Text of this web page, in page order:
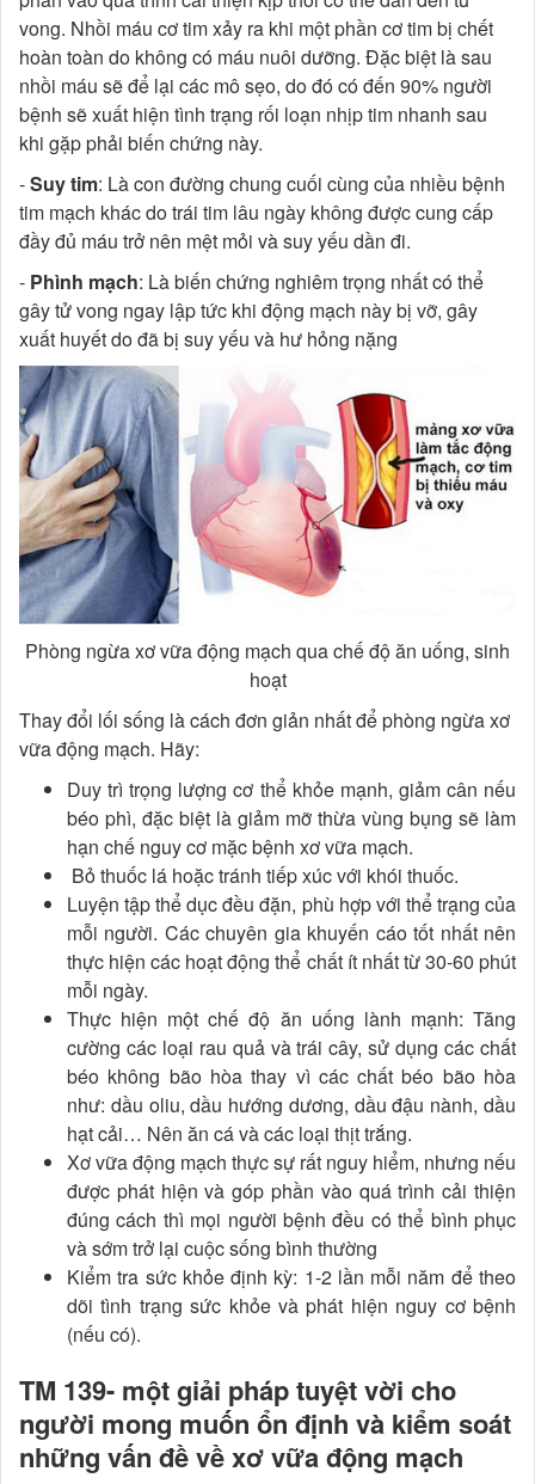
vong. Nhồi máu cơ tim xảy ra khi một phần cơ tim bị chết
hoàn toàn do không có máu nuôi dưỡng. Đặc biệt là sau
nhồi máu sẽ để lại các mô sẹo, do đó có đến 90% người
bệnh sẽ xuất hiện tình trạng rối loạn nhịp tim nhanh sau
khi gặp phải biến chứng này.
-Suy tim: Là con đường chung cuối cùng của nhiều bệnh
tim mạch khác do trái tim lâu ngày không được cung cấp
đầy đủ máu trở nên mệt mỏi và suy yếu dần đi.
- Phình mạch: Là biến chứng nghiêm trọng nhất có thể
gây tử vong ngay lập tức khi động mạch này bị vỡ, gây
xuất huyết do đã bị suy yếu và hư hỏng nặng
Phòng ngừa xơ vữa động mạch qua chế độ ăn uống, sinh
hoạt
Thay đổi lối sống là cách đơn giản nhất để phòng ngừa xơ
vữa động mạch. Hãy:
Duy trì trọng lượng cơ thể khỏe mạnh, giảm cân nếu
béo phì, đặc biệt là giảm mỡ thừa vùng bụng sẽ làm
hạn chế nguy cơ mặc bệnh xơ vữa mạch.
Bỏ thuốc lá hoặc tránh tiếp xúc với khói thuốc.
Luyện tập thể dục đều đặn, phù hợp với thể trạng của
mỗi người. Các chuyên gia khuyến cáo tốt nhất nên
thực hiện các hoạt động thể chất ít nhất từ 30-60 phút
mỗi ngày.
Thực hiện một chế độ ăn uống lành mạnh: Tăng
cường các loại rau quả và trái cây, sử dụng các chất
béo không bão hòa thay vì các chất béo bão hòa
như: dầu oliu, dầu hướng dương, dầu đậu nành, dầu
hạt cải… Nên ăn cá và các loại thịt trắng.
Xơ vữa động mạch thực sự rất nguy hiểm, nhưng nếu
được phát hiện và góp phần vào quá trình cải thiện
đúng cách thì mọi người bệnh đều có thể bình phục
và sớm trở lại cuộc sống bình thường
Kiểm tra sức khỏe định kỳ: 1-2 lần mỗi năm để theo
dõi tình trạng sức khỏe và phát hiện nguy cơ bệnh
(nếu có).
TM 139- một giải pháp tuyệt vời cho
người mong muốn ổn định và kiểm soát
những vấn đề về xơ vữa động mạch